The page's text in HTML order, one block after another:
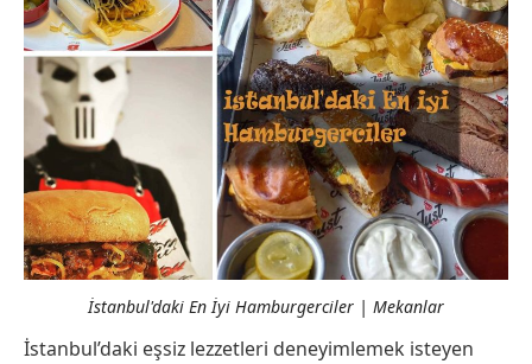
İstanbul'daki En İyi Hamburgerciler | Mekanlar
İstanbul’daki eşsiz lezzetleri deneyimlemek isteyen